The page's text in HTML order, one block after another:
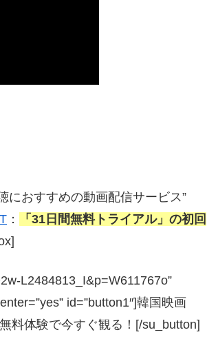
におすすめの動画配信サービス”
：
「31日間無料トライアル」の初回
L2484813_I&p=W611767o”
id=”button1″]韓国映画
料体験で今すぐ観る！[/su_button]